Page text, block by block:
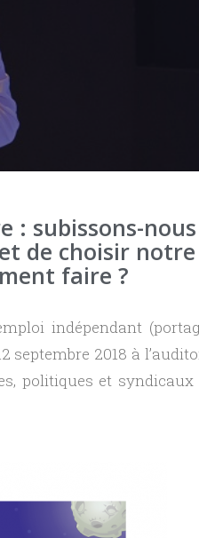
subissons-
de choisir
faire ?
indépendant
2018 à
politiques et